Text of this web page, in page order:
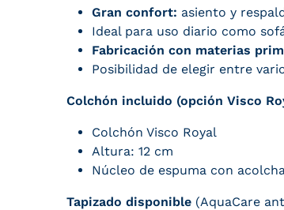
Gran confort: asiento y
Ideal para uso diario como
Fabricación con materias
Posibilidad de elegir entre
Colchón incluido (opción Visco
Colchón Visco Royal
Altura: 12 cm
Núcleo de espuma con
Tapizado disponible (AquaCare